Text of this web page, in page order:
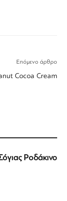
Επόμενο άρθρο
Cocoa Cream
Ροδάκινο